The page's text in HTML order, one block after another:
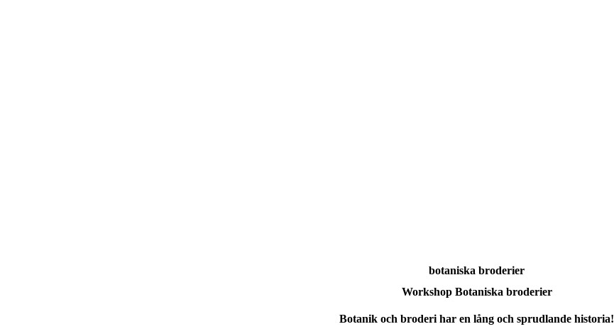
botaniska broderier
Workshop Botaniska broderier
Botanik och broderi har en lång och sprudlande historia!